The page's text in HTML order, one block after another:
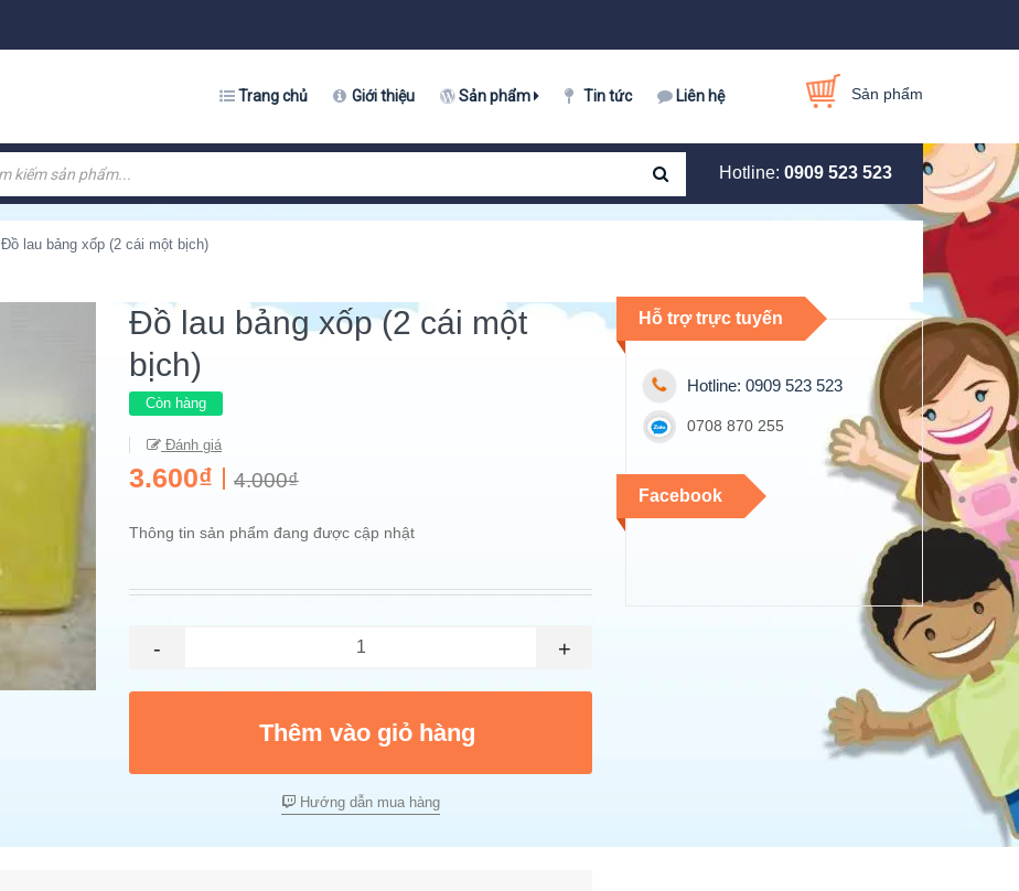
Trang chủ Giới thiệu Sản phẩm Tin tức Liên hệ Sản phẩm
Hotline: 0909 523 523
Đồ lau bảng xốp (2 cái một bịch)
Đồ lau bảng xốp (2 cái một
bịch)
Còn hàng
Đánh giá
3.600₫ 4.000₫
Thông tin sản phẩm đang được cập nhật
- +
Thêm vào giỏ hàng
Hướng dẫn mua hàng
Hỗ trợ trực tuyến
Hotline: 0909 523 523
0708 870 255
Facebook